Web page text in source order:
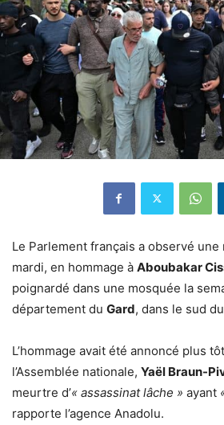
Le Parlement français a observé
mardi, en hommage à Aboubakar
poignardé dans une mosquée la
département du Gard, dans le sud
L’hommage avait été annoncé plus
l’Assemblée nationale, Yaël Braun-
meurtre d’« assassinat lâche » ayant
rapporte l’agence Anadolu.